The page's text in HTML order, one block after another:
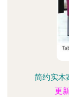
简约实木
更